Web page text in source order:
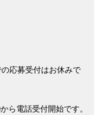
応募受付はお休みで
ら電話受付開始です。